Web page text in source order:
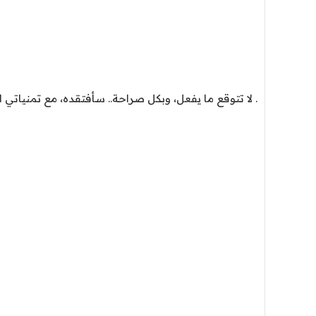
. لا تتوقع ما يفعل، وبكل صراحة.. سأفتقده، مع تمنياتي